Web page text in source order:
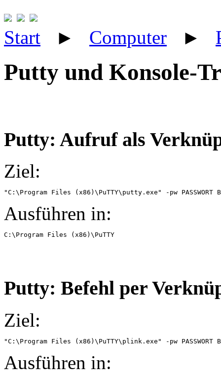
Start ► Computer ►
Putty und Konsole-
Putty: Aufruf als
Ziel:
"C:\Program Files (x86)\PuTTY\putty.exe" -pw PASSWORT
Ausführen in:
C:\Program Files (x86)\PuTTY
Putty: Befehl per
Ziel:
"C:\Program Files (x86)\PuTTY\plink.exe" -pw PASSWORT
Ausführen in: